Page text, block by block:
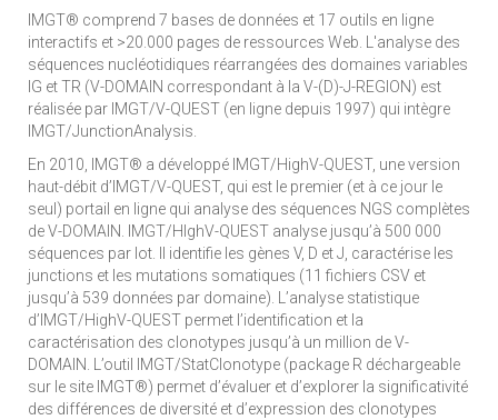
IMGT® comprend 7 bases de données et 17 outils en ligne
interactifs et >20.000 pages de ressources Web. L'analyse des
séquences nucléotidiques réarrangées des domaines variables
IG et TR (V-DOMAIN correspondant à la V-(D)-J-REGION) est
réalisée par IMGT/V-QUEST (en ligne depuis 1997) qui intègre
IMGT/JunctionAnalysis.
En 2010, IMGT® a développé IMGT/HighV-QUEST, une version
haut-débit d’IMGT/V-QUEST, qui est le premier (et à ce jour le
seul) portail en ligne qui analyse des séquences NGS complètes
de V-DOMAIN. IMGT/HIghV-QUEST analyse jusqu’à 500 000
séquences par lot. Il identifie les gènes V, D et J, caractérise les
junctions et les mutations somatiques (11 fichiers CSV et
jusqu’à 539 données par domaine). L’analyse statistique
d’IMGT/HighV-QUEST permet l’identification et la
caractérisation des clonotypes jusqu’à un million de V-
DOMAIN. L’outil IMGT/StatClonotype (package R déchargeable
sur le site IMGT®) permet d’évaluer et d’explorer la significativité
des différences de diversité et d’expression des clonotypes